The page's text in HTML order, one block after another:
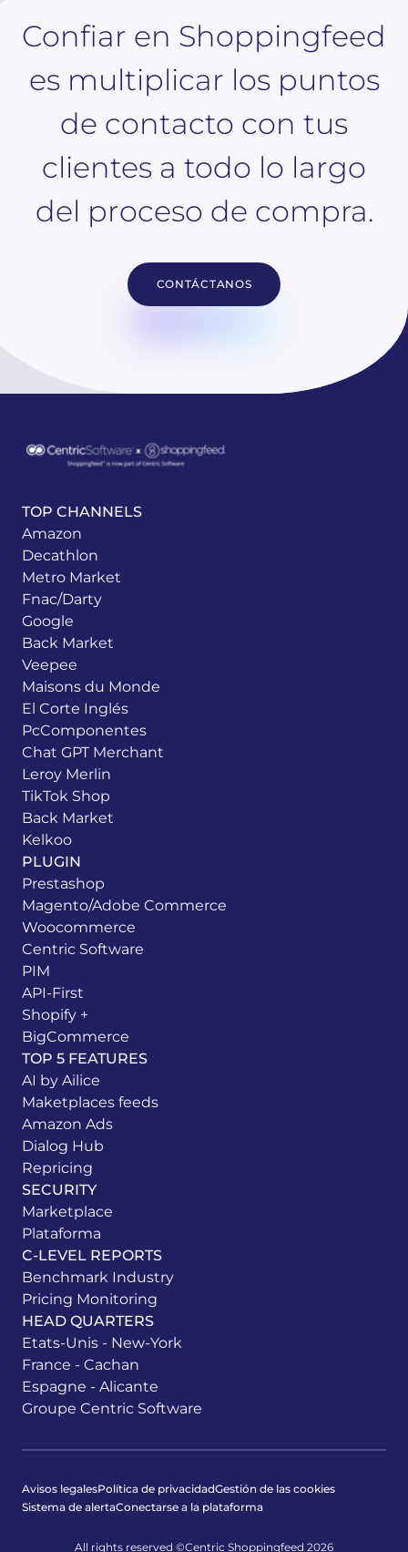
Confiar en Shoppingfeed
es multiplicar los puntos
de contacto con tus
clientes a todo lo largo
del proceso de compra.
CONTÁCTANOS
TOP CHANNELS
Amazon
Decathlon
Metro Market
Fnac/Darty
Google
Back Market
Veepee
Maisons du Monde
El Corte Inglés
PcComponentes
Chat GPT Merchant
Leroy Merlin
TikTok Shop
Back Market
Kelkoo
PLUGIN
Prestashop
Magento/Adobe Commerce
Woocommerce
Centric Software
PIM
API-First
Shopify +
BigCommerce
TOP 5 FEATURES
AI by Ailice
Maketplaces feeds
Amazon Ads
Dialog Hub
Repricing
SECURITY
Marketplace
Plataforma
C-LEVEL REPORTS
Benchmark Industry
Pricing Monitoring
HEAD QUARTERS
Etats-Unis - New-York
France - Cachan
Espagne - Alicante
Groupe Centric Software
Avisos legalesPolítica de privacidadGestión de las cookies
Sistema de alertaConectarse a la plataforma
All rights reserved ©Centric Shoppingfeed 2026